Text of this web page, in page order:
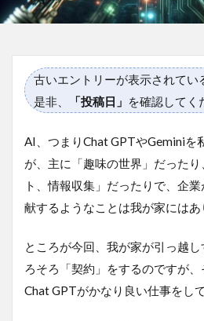
古いエントリーが表示されてい
是非、
「投稿日」 を確認してく
AI、つまりChat GPTやGeminiを
が、主に「趣味の世界」だった
ト、情報収集」だったりで、企
献するようなことは我が家にはあ
ところが今回、我が家が引っ越
ろそろ「契約」をするのですが
Chat GPTがかなり良い仕事をし